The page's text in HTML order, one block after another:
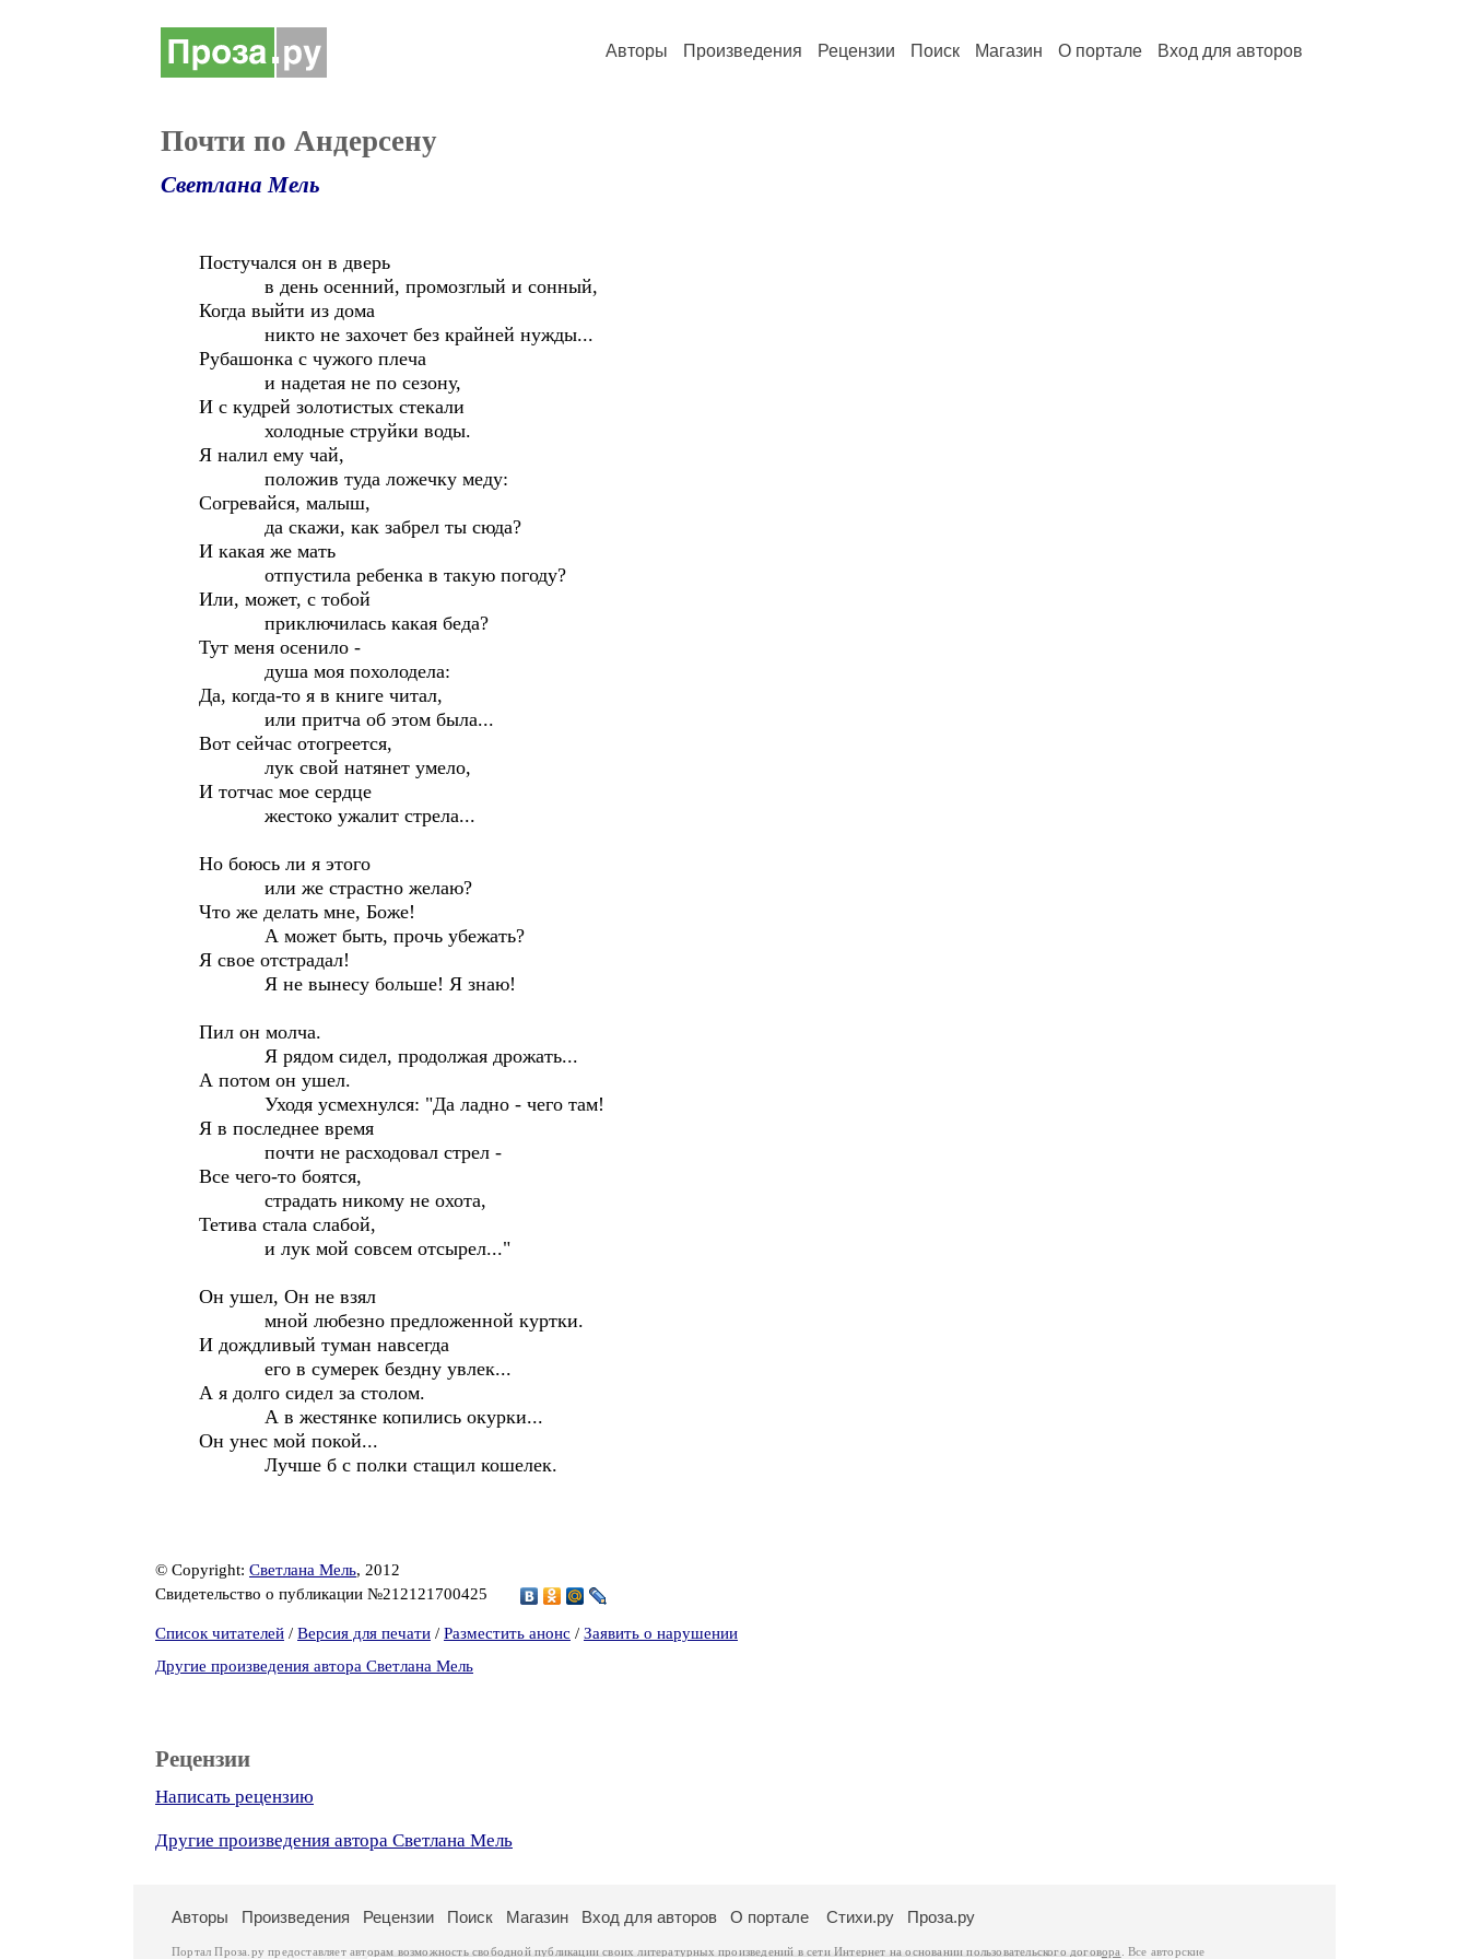
Авторы Произведения Рецензии Поиск Магазин О портале Вход для авторов
Почти по Андерсену
Светлана Мель
Постучался он в дверь
в день осенний, промозглый и сонный,
Когда выйти из дома
никто не захочет без крайней нужды...
Рубашонка с чужого плеча
и надетая не по сезону,
И с кудрей золотистых стекали
холодные струйки воды.
Я налил ему чай,
положив туда ложечку меду:
Согревайся, малыш,
да скажи, как забрел ты сюда?
И какая же мать
отпустила ребенка в такую погоду?
Или, может, с тобой
приключилась какая беда?
Тут меня осенило -
душа моя похолодела:
Да, когда-то я в книге читал,
или притча об этом была...
Вот сейчас отогреется,
лук свой натянет умело,
И тотчас мое сердце
жестоко ужалит стрела...
Но боюсь ли я этого
или же страстно желаю?
Что же делать мне, Боже!
А может быть, прочь убежать?
Я свое отстрадал!
Я не вынесу больше! Я знаю!
Пил он молча.
Я рядом сидел, продолжая дрожать...
А потом он ушел.
Уходя усмехнулся: "Да ладно - чего там!
Я в последнее время
почти не расходовал стрел -
Все чего-то боятся,
страдать никому не охота,
Тетива стала слабой,
и лук мой совсем отсырел..."
Он ушел, Он не взял
мной любезно предложенной куртки.
И дождливый туман навсегда
его в сумерек бездну увлек...
А я долго сидел за столом.
А в жестянке копились окурки...
Он унес мой покой...
Лучше б с полки стащил кошелек.
© Copyright: Светлана Мель, 2012
Свидетельство о публикации №212121700425
Список читателей / Версия для печати / Разместить анонс / Заявить о нарушении
Другие произведения автора Светлана Мель
Рецензии
Написать рецензию
Другие произведения автора Светлана Мель
Авторы Произведения Рецензии Поиск Магазин Вход для авторов О портале Стихи.ру Проза.ру
Портал Проза.ру предоставляет авторам возможность свободной публикации своих литературных произведений в сети Интернет на основаниипользовательского договора . Все авторские